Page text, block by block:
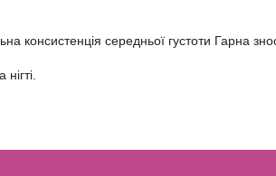
консистенція середньої густоти Гарна